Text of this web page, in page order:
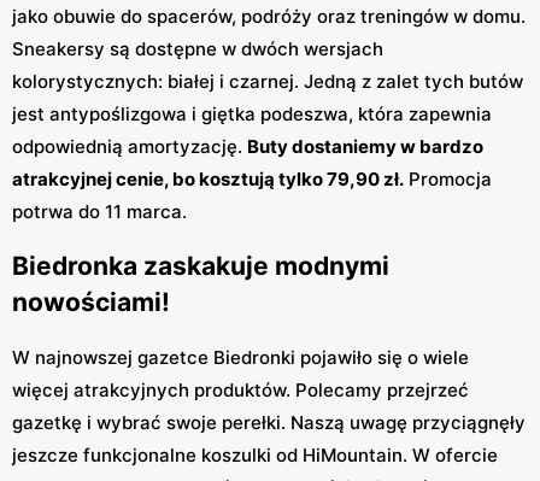
jako obuwie do spacerów, podróży oraz treningów w domu.
Sneakersy są dostępne w dwóch wersjach
kolorystycznych: białej i czarnej. Jedną z zalet tych butów
jest antypoślizgowa i giętka podeszwa, która zapewnia
odpowiednią amortyzację. Buty dostaniemy w bardzo
atrakcyjnej cenie, bo kosztują tylko 79,90 zł. Promocja
potrwa do 11 marca.
Biedronka zaskakuje modnymi
nowościami!
W najnowszej gazetce Biedronki pojawiło się o wiele
więcej atrakcyjnych produktów. Polecamy przejrzeć
gazetkę i wybrać swoje perełki. Naszą uwagę przyciągnęły
jeszcze funkcjonalne koszulki od HiMountain. W ofercie